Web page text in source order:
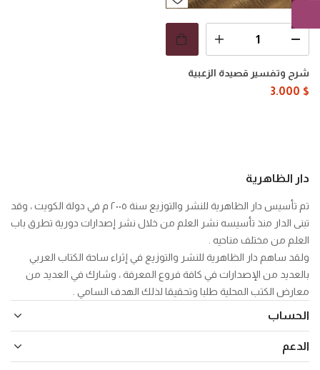
شرح وتفسير قصيدة الزعبية
3.000 $
دار الظاهرية
تم تأسيس دار الظاهرية للنشر والتوزيع سنة ٢٠٠٥ م في دولة الكويت ، وقد
تبنى الدار منذ تأسيسه نشر العلم من خلال نشر إصدارات دورية تطرق باب
العلم من مختلف مناحيه .
ولقد ساهم دار الظاهرية للنشر والتوزيع في إثراء ساحة الكتاب العربي
بالعديد من الإصدارات في كافة فروع المعرفة ، وشارك في العديد من
معارض الكتب المحلية طلبا وتحقيقا لذلك الهدف السامي .
الحساب
الدعم